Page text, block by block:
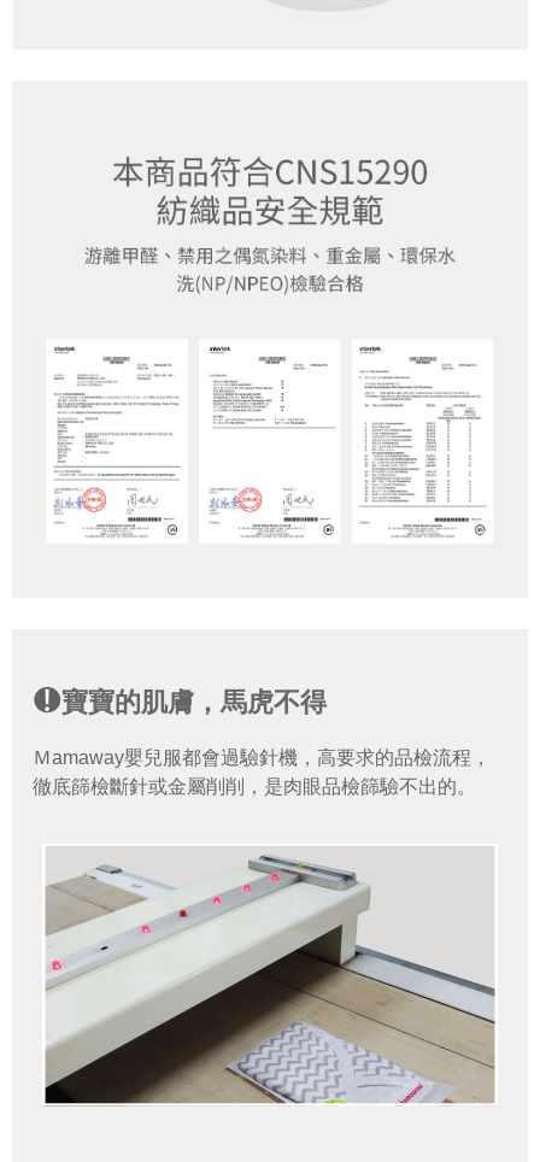
寶寶的肌膚，馬虎不得
Ｍamaway嬰兒服都會過驗針機，高要求的品檢流程，
徹底篩檢斷針或金屬削削，是肉眼品檢篩驗不出的。